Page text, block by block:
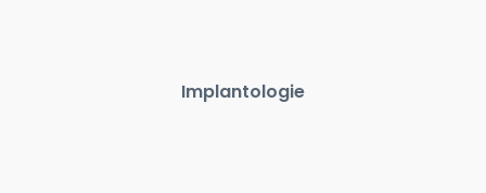
Implantologie